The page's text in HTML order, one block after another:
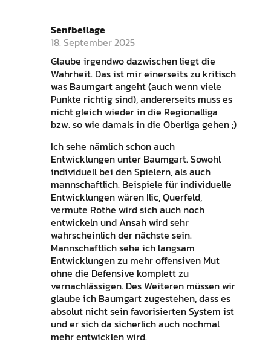
Senfbeilage
18. September 2025
Glaube irgendwo dazwischen liegt die
Wahrheit. Das ist mir einerseits zu kritisch
was Baumgart angeht (auch wenn viele
Punkte richtig sind), andererseits muss es
nicht gleich wieder in die Regionalliga
bzw. so wie damals in die Oberliga gehen ;)
Ich sehe nämlich schon auch
Entwicklungen unter Baumgart. Sowohl
individuell bei den Spielern, als auch
mannschaftlich. Beispiele für individuelle
Entwicklungen wären Ilic, Querfeld,
vermute Rothe wird sich auch noch
entwickeln und Ansah wird sehr
wahrscheinlich der nächste sein.
Mannschaftlich sehe ich langsam
Entwicklungen zu mehr offensiven Mut
ohne die Defensive komplett zu
vernachlässigen. Des Weiteren müssen wir
glaube ich Baumgart zugestehen, dass es
absolut nicht sein favorisierten System ist
und er sich da sicherlich auch nochmal
mehr entwicklen wird.